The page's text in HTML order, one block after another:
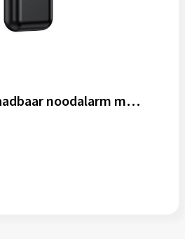
Safio RCS oplaadbaar noodalarm met SOS-functie